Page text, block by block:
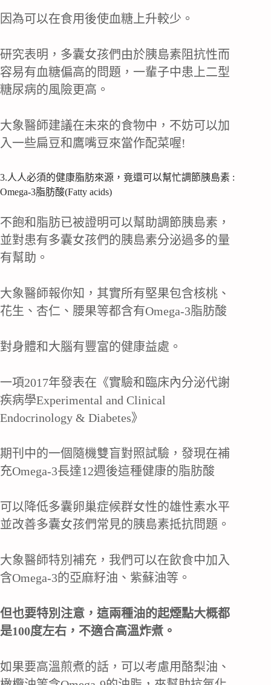
因為可以在食用後使血糖上升較少。
研究表明，多囊女孩們由於胰島素阻抗性而
容易有血糖偏高的問題，一輩子中患上二型
糖尿病的風險更高。
大象醫師建議在未來的食物中，不妨可以加
入一些扁豆和鷹嘴豆來當作配菜喔!
3.人人必須的健康脂肪來源，竟還可以幫忙調節胰島素 :
Omega-3脂肪酸(Fatty acids)
不飽和脂肪已被證明可以幫助調節胰島素，
並對患有多囊女孩們的胰島素分泌過多的量
有幫助。
大象醫師報你知，其實所有堅果包含核桃、
花生、杏仁、腰果等都含有Omega-3脂肪酸
對身體和大腦有豐富的健康益處。
一項2017年發表在《實驗和臨床內分泌代謝
疾病學Experimental and Clinical
Endocrinology & Diabetes》
期刊中的一個隨機雙盲對照試驗，發現在補
充Omega-3長達12週後這種健康的脂肪酸
可以降低多囊卵巢症候群女性的雄性素水平
並改善多囊女孩們常見的胰島素抵抗問題。
大象醫師特別補充，我們可以在飲食中加入
含Omega-3的亞麻籽油、紫蘇油等。
但也要特別注意，這兩種油的起煙點大概都
是100度左右，不適合高溫炸煮。
如果要高溫煎煮的話，可以考慮用酪梨油、